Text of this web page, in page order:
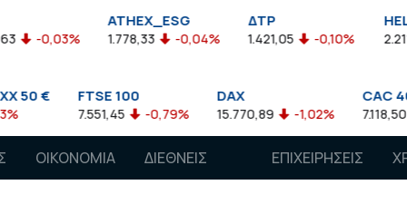
1.778,33 -0,04%
ΔΤΡ
1.421,05 -0,10% 2.211,72 0,13%
100
-0,79%
DAX
15.770,89 -1,02% 7.118,50 -1,15%
ΟΙΚΟΝΟΜΙΑ
ΔΙΕΘΝΕΙΣ
ΕΠΙΧΕΙΡΗΣΕΙΣ